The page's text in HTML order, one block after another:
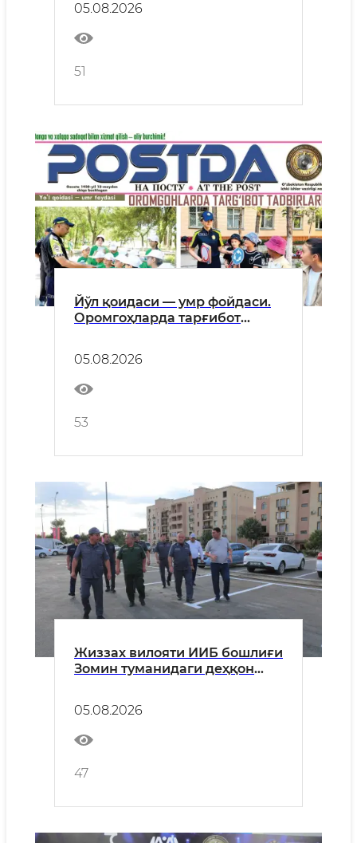
танқидий-таҳлилий муҳокама
қилинди
05.08.2026
51
Йўл қоидаси — умр фойдаси.
Оромгоҳларда тарғибот
05.08.2026
53
Жиззах вилояти ИИБ бошлиғи
Зомин туманидаги деҳқон
танишди
05.08.2026
47